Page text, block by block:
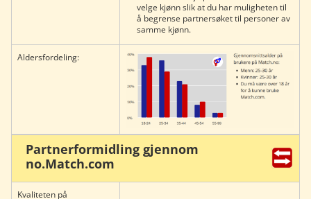
velge kjønn slik at du har muligheten til
å begrense partnersøket til personer av
samme kjønn.
Aldersfordeling:
Partnerformidling gjennom
no.Match.com
Kvaliteten på